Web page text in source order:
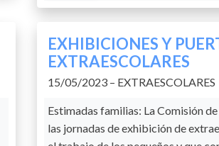
EXHIBICIONES Y
EXTRAESCOLARES
15/05/2023 – EXTRAESCOLARES
Estimadas familias: La Comisión
las jornadas de exhibición de